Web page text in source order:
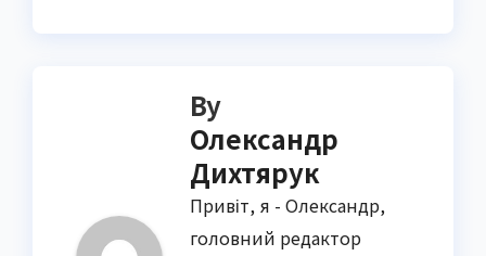
By
Олександр
Дихтярук
Привіт, я - Олександр,
головний редактор